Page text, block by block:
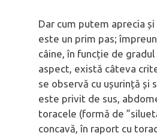
Dar cum putem aprecia
este un prim pas;
câine, în funcție de
aspect, există câteva
se observă cu ușurință și
este privit de sus,
toracele (formă de
concavă, în raport cu